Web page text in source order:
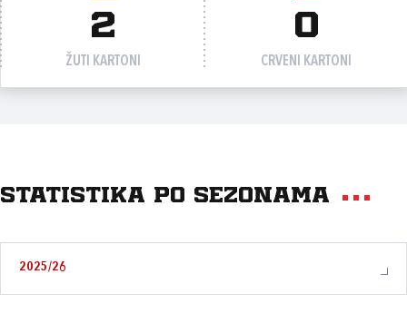
2
ŽUTI KARTONI
0
CRVENI KARTONI
Statistika po sezonama
2025/26